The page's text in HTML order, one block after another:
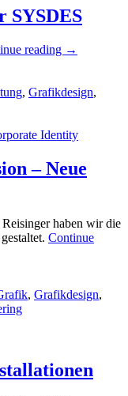
SYSDES
reading →
, Grafikdesign,
– Neue
haben wir die
Continue
, Grafikdesign,